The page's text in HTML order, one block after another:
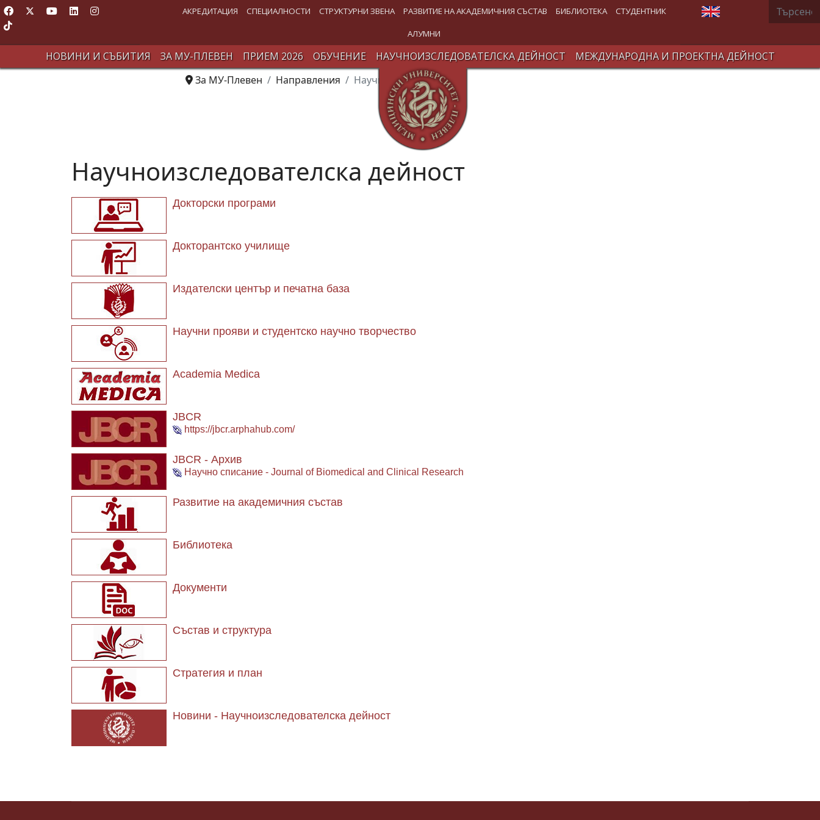
АКРЕДИТАЦИЯ СПЕЦИАЛНОСТИ СТРУКТУРНИ ЗВЕНА РАЗВИТИЕ НА АКАДЕМИЧНИЯ СЪСТАВ БИБЛИОТЕКА СТУДЕНТНИК
АЛУМНИ
Изберете език Търсене
НОВИНИ И СЪБИТИЯ ЗА МУ-ПЛЕВЕН ПРИЕМ 2026 ОБУЧЕНИЕ НАУЧНОИЗСЛЕДОВАТЕЛСКА ДЕЙНОСТ
МЕЖДУНАРОДНА И ПРОЕКТНА ДЕЙНОСТ
За МУ-Плевен
Направления Научна дейност
Научноизследователска дейност
Докторски програми
Докторантско училище
Издателски център и печатна база
Научни прояви и студентско научно творчество
Academia Medica
JBCR
https://jbcr.arphahub.com/
JBCR - Архив
Научно списание - Journal of Biomedical and Clinical Research
Развитие на академичния състав
Библиотека
Документи
Състав и структура
Стратегия и план
Новини - Научноизследователска дейност